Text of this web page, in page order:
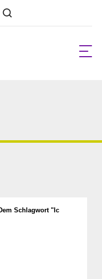
Schlagwort "ic